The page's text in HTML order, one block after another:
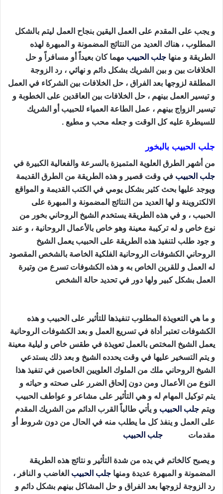
و يجب على المقدم على العمل اليقين بنجاح العمل ليتم بالشكل
المطلوب ، هناك العديد من النتائج المضمونة و المبهرة لهذه
الطريقة و منها جلب الحبيب مهما كان بعيداً أو مسافراً و حل
الخلافات بين و بين الشريك بشكل دائم و نهائي ، رد الزوجة
المطلقة لزوجها بعد الفراق ، حل الخلافات بين الشركاء في العمل
و تيسير العمل بينهم ، حل الخلافات بين العاقدين على الخطوبة و
تيسير الزواج بينهم ، عمل الطاعة العمياء للحبيب أو الشريك
للسيطرة عليه كل الوقت و جعله محب و مطيع .
جلب الحبيب بالبخور
من أشهر الطرق العلوية المتميزة بالسرعة والفعالية الكبيرة في
جلب الحبيب في وقت قصير و هذه الطريقة من الطرق القديمة
ويوجد عليها بحث كثير بشكل يومي في الكتب القديمة و المواقع
الالكتروينة و لها العديد من النتائج المضمونة و المبهرة على
الحبيب ، و في هذه الطريقة يستخدم الشيخ الروحاني بخور من
نوع خاص و له تركيبة معينة وهو خاص بالأعمال الروحانية ، و عند
و جود طلب لتنفيذ هذه الطريقة على الحبيب يعمل الشيخ
الروحاني الكشوفات الروحانية الفلكية الخاصة بالشخص المقصود
له العمل و للقرين الخاص به و هذه الكشوفات تسرع من وتيرة
العمل بشكل كبير ولها دور في تحديد حالة الشخص
و ما هي التعويذة المطلوب تنفيذها للتأثير على الحبيب و هذه
الكشوفات تعتبر أداة في تسريع العمل و بعد الكشوفات الروحانية
يعمل الشيخ المختص بالعمل تعويذة في طقس خاص و ليلية معينة
و يتم التسخير عليها في وقت يحدده الشيخ و بعد ذلك يستدعي
الشيخ الروحاني ملك من الملوك العلويين الخاصين في تنفيذ هذا
النوع من الأعمال ومن دون إلحاق الضرر على صحته و حياته و
يتم توكيل المهام له و هي التأثير على مشاعر و عواطف الحبيب
ويتم جلب الحبيب و يأتي طالباً القرب الدائم من الشريك المقدم
على العمل و ينفذ كل ما يطلب منه في الحال من دون شروط أو
مقدمات
جلب الحبيب
و يصبح كالخاتم في يده من شدة التأثير و نتائج هذه الطريقة
المضمونة و المبهرة عديدة ومنها جلب الحبيب الغاضب و النافر ،
رد الزوجة لزوجها بعد الفراق و حل المشاكل بينهم بشكل دائم و